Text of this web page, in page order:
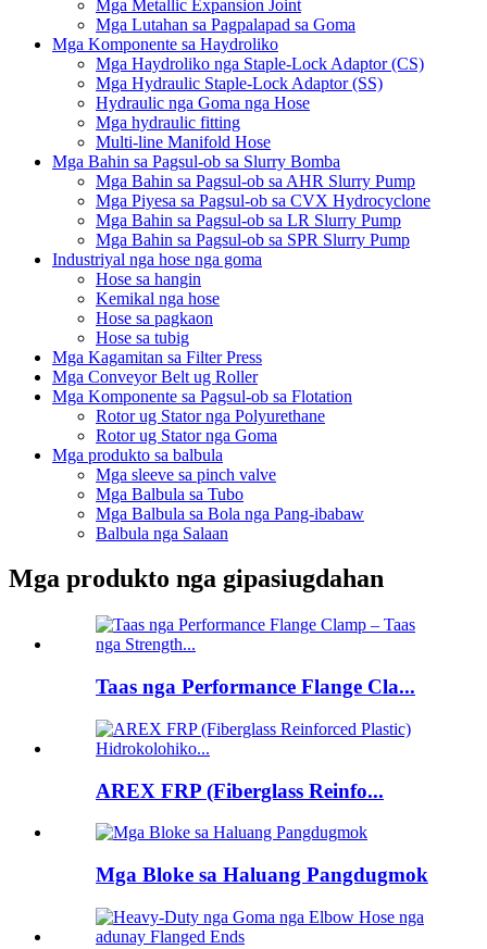
Mga Metallic Expansion Joint
Mga Lutahan sa Pagpalapad sa Goma
Mga Komponente sa Haydroliko
Mga Haydroliko nga Staple-Lock Adaptor (CS)
Mga Hydraulic Staple-Lock Adaptor (SS)
Hydraulic nga Goma nga Hose
Mga hydraulic fitting
Multi-line Manifold Hose
Mga Bahin sa Pagsul-ob sa Slurry Bomba
Mga Bahin sa Pagsul-ob sa AHR Slurry Pump
Mga Piyesa sa Pagsul-ob sa CVX Hydrocyclone
Mga Bahin sa Pagsul-ob sa LR Slurry Pump
Mga Bahin sa Pagsul-ob sa SPR Slurry Pump
Industriyal nga hose nga goma
Hose sa hangin
Kemikal nga hose
Hose sa pagkaon
Hose sa tubig
Mga Kagamitan sa Filter Press
Mga Conveyor Belt ug Roller
Mga Komponente sa Pagsul-ob sa Flotation
Rotor ug Stator nga Polyurethane
Rotor ug Stator nga Goma
Mga produkto sa balbula
Mga sleeve sa pinch valve
Mga Balbula sa Tubo
Mga Balbula sa Bola nga Pang-ibabaw
Balbula nga Salaan
Mga produkto nga gipasiugdahan
Taas nga Performance Flange Cla...
AREX FRP (Fiberglass Reinfo...
Mga Bloke sa Haluang Pangdugmok